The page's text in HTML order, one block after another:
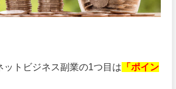
ットビジネス副業の1つ目は 「ポイン